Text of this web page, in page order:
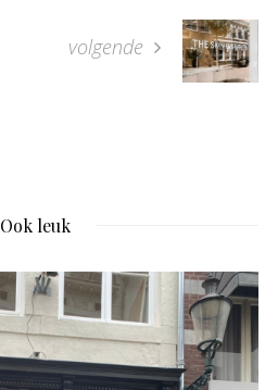
volgende
Ook leuk